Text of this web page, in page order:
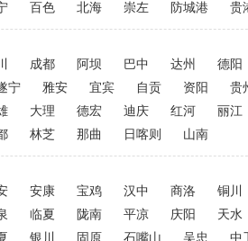
百色 北海 崇左 防城港 贵
成都 阿坝 巴中 达州
德阳
宁 雅安 宜宾 自贡 资阳
贵
大理 德宏 迪庆 红河
丽江
林芝 那曲 日喀则 山南
安康 宝鸡 汉中 商洛
铜川
临夏 陇南 平凉 庆阳
天水
银川 固原 石嘴山 吴忠 中